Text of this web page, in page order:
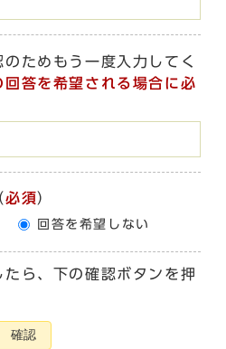
ためもう一度入力してく
回答を希望される場合に必
必須）
回答を希望しない
ら、下の確認ボタンを押
確認